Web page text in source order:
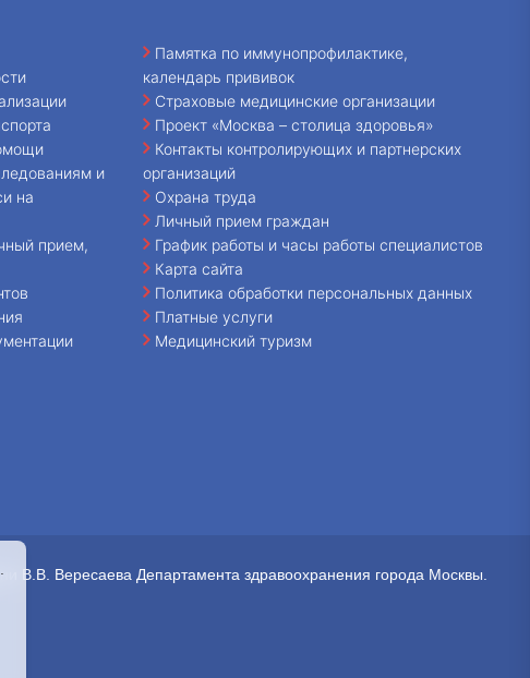
и
на
прием,
Памятка по иммунопрофилактике,
календарь прививок
Страховые медицинские организации
Проект «Москва – столица здоровья»
Контакты контролирующих и партнерских
организаций
Охрана труда
Личный прием граждан
График работы и часы работы специалистов
Карта сайта
Политика обработки персональных данных
Платные услуги
Медицинский туризм
В.В. Вересаева Департамента здравоохранения города Москвы.